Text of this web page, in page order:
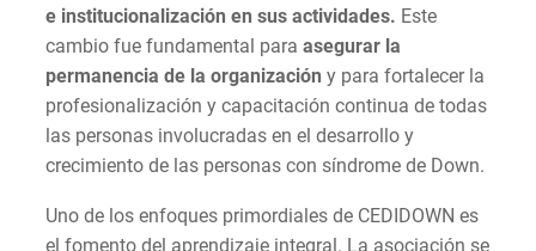
e institucionalización en sus actividades. Este
cambio fue fundamental para asegurar la
permanencia de la organización y para fortalecer la
profesionalización y capacitación continua de todas
las personas involucradas en el desarrollo y
crecimiento de las personas con síndrome de Down.
Uno de los enfoques primordiales de CEDIDOWN es
el fomento del aprendizaje integral. La asociación se